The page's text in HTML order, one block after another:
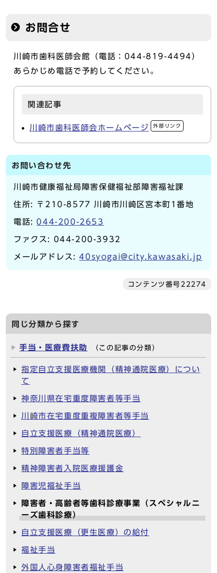
お問合せ
川崎市歯科医師会館（電話：044-819-4494）
あらかじめ電話で予約してください。
関連記事
川崎市歯科医師会ホームページ 外部リンク
お問い合わせ先
川崎市健康福祉局障害保健福祉部障害福祉課
住所: 〒210-8577 川崎市川崎区宮本町1番地
電話: 044-200-2653
ファクス: 044-200-3932
メールアドレス:40syogai@city.kawasaki.jp
コンテンツ番号22274
同じ分類から探す
手当・医療費扶助 （この記事の分類）
指定自立支援医療機関（精神通院医療）につい
て
神奈川県在宅重度障害者等手当
川崎市在宅重度重複障害者等手当
自立支援医療（精神通院医療）
特別障害者手当等
精神障害者入院医療援護金
障害児福祉手当
障害者・高齢者等歯科診療事業（スペシャルニ
ーズ歯科診療）
自立支援医療（更生医療）の給付
福祉手当
外国人心身障害者福祉手当